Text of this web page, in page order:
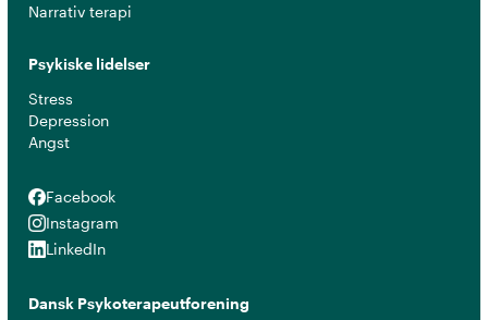
Narrativ terapi
Psykiske lidelser
Stress
Depression
Angst
Facebook
Facebook
Instagram
Instagram
LinkedIn
LinkedIn
Dansk Psykoterapeutforening